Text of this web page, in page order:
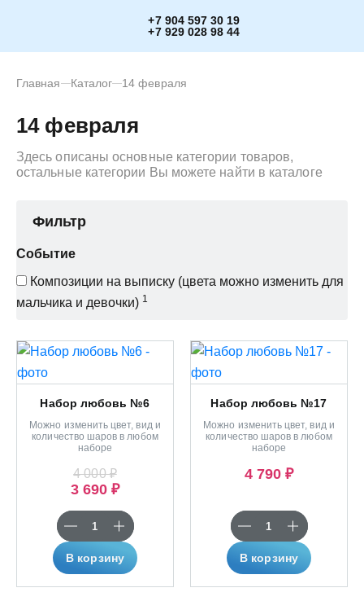
+7 904 597 30 19
+7 929 028 98 44
Главная Каталог 14 февраля
14 февраля
Здесь описаны основные категории товаров,
остальные категории Вы можете найти в каталоге
Фильтр
Событие
Композиции на выписку (цвета можно изменить для
мальчика и девочки) 1
Набор любовь №6
Можно изменить цвет, вид и
количество шаров в любом
наборе
4 000 ₽
3 690 ₽
В корзину
Набор любовь №17
Можно изменить цвет, вид и
количество шаров в любом
наборе
4 790 ₽
В корзину